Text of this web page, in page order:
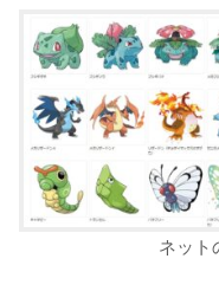
ネット